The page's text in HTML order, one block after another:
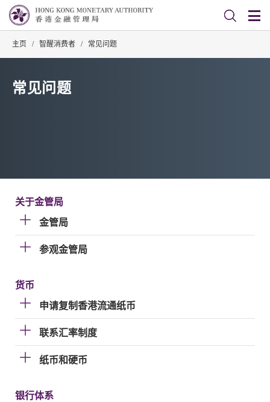
主页 / 智醒消费者 / 常见问题
常见问题
关于金管局
金管局
参观金管局
货币
申请复制香港流通纸币
联系汇率制度
纸币和硬币
银行体系